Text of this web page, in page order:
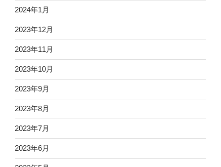
2024年1月
2023年12月
2023年11月
2023年10月
2023年9月
2023年8月
2023年7月
2023年6月